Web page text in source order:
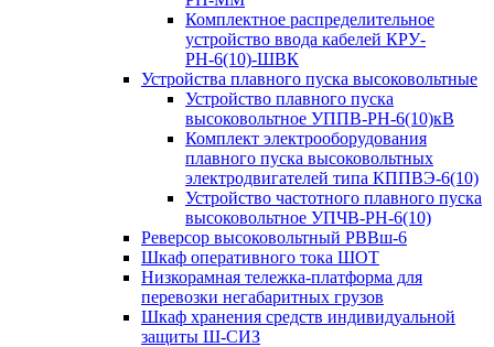
Комплектное распределительное
устройство ввода кабелей КРУ-
РН-6(10)-ШВК
Устройства плавного пуска высоковольтные
Устройство плавного пуска
высоковольтное УППВ-РН-6(10)кВ
Комплект электрооборудования
плавного пуска высоковольтных
электродвигателей типа КППВЭ-6(10)
Устройство частотного плавного пуска
высоковольтное УПЧВ-РН-6(10)
Реверсор высоковольтный РВВш-6
Шкаф оперативного тока ШОТ
Низкорамная тележка-платформа для
перевозки негабаритных грузов
Шкаф хранения средств индивидуальной
защиты Ш-СИЗ